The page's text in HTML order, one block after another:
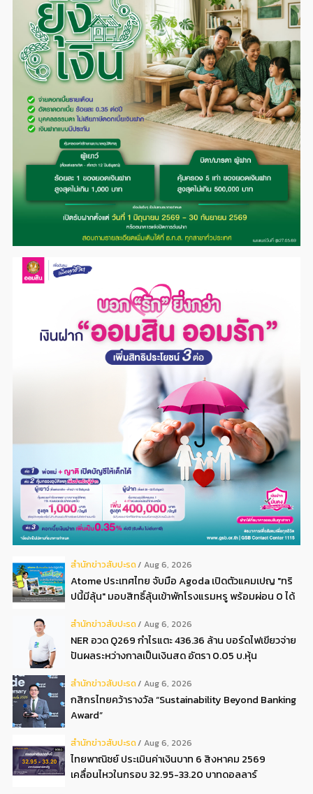
สํานักข่าวสับปะรด Aug 6, 2026
Atome ประเทศไทย จับมือ Agoda เปิดตัวแคมเปญ "ทริ
ปนี้มีลุ้น" มอบสิทธิ์ลุ้นเข้าพักโรงแรมหรู พร้อมผ่อน 0 ได้
สํานักข่าวสับปะรด Aug 6, 2026
NER อวด Q269 กำไรแตะ 436.36 ล้าน บอร์ดไฟเขียวจ่าย
ปันผลระหว่างกาลเป็นเงินสด อัตรา 0.05 บ.หุ้น
สํานักข่าวสับปะรด Aug 6, 2026
กสิกรไทยคว้ารางวัล “Sustainability Beyond Banking
Award”
สํานักข่าวสับปะรด Aug 6, 2026
ไทยพาณิชย์ ประเมินค่าเงินบาท 6 สิงหาคม 2569
เคลื่อนไหวในกรอบ 32.95-33.20 บาทดอลลาร์